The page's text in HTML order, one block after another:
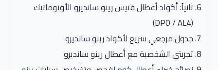
ثانياً: أكواد أعطال فتيس رينو سانديرو الأوتوماتيك
(DP0 / AL4)
جدول مرجعي سريع لأكواد رينو سانديرو
تجربتي الشخصية مع أعطال رينو سانديرو